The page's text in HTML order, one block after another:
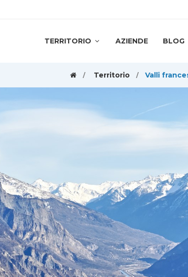
TERRITORIO AZIENDE BLOG
Territorio Valli